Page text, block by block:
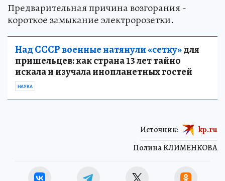
Предварительная причина возгорания -
короткое замыкание электророзетки.
Над СССР военные натянули «сетку»для
пришельцев: как страна 13 лет тайно
искала и изучала инопланетных гостей
НАУКА
Полина КЛИМЕНКОВА
Источник: kp.ru